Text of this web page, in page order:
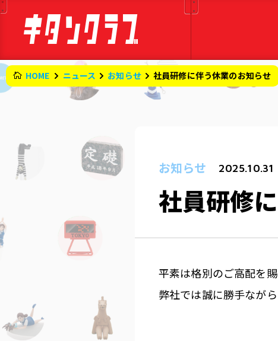
HOME ニュース お知らせ 社員研修に伴う休業のお知らせ
お知らせ 2025.10.31
社員研修
平素は格別のご高配を
弊社では誠に勝手なが